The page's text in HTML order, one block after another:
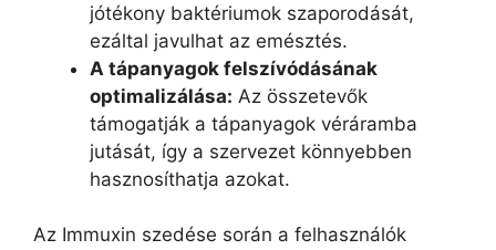
jótékony baktériumok szaporodását,
ezáltal javulhat az emésztés.
A tápanyagok felszívódásának
optimalizálása: Az összetevők
támogatják a tápanyagok véráramba
jutását, így a szervezet könnyebben
hasznosíthatja azokat.
Az Immuxin szedése során a felhasználók